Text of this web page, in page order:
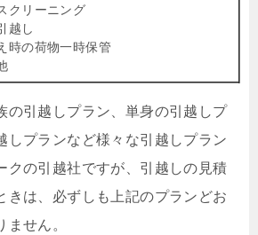
クリーニング
越し
時の荷物一時保管
の引越しプラン、単身の引越しプ
しプランなど様々な引越しプラン
クの引越社ですが、引越しの見積
きは、必ずしも上記のプランどお
ません。